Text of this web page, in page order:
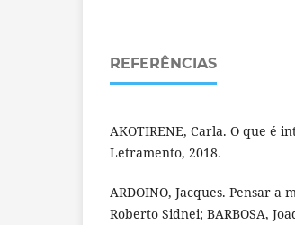
REFERÊNCIAS
AKOTIRENE, Carla. O que é
Letramento, 2018.
ARDOINO, Jacques. Pensar
Roberto Sidnei; BARBOSA,